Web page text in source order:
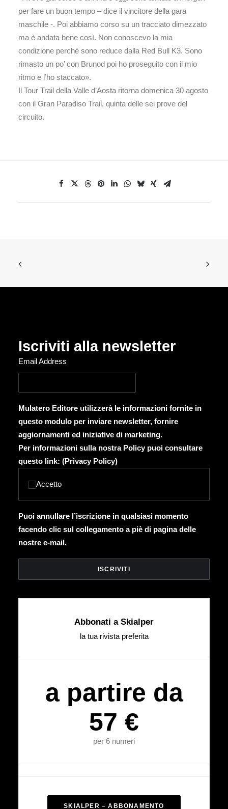
per fare un buon tempo – dice il vincitore della gara
maschile -. Poi abbiamo corso su un tracciato dimezzato
ma è andata bene così. Non conoscevo la mia
condizione perché sono reduce dalla Red Bull K3. Sono
rimasto un po’ con Brunod poi ho proseguito con il mio
ritmo e l’ho staccato».
Il Tour Trail della Valle d’Aosta ritorna domenica 30 agosto
con il Gran Paradiso Trail, quinta delle sei prove del
circuito.
Iscriviti alla newsletter
Email Address
Mulatero Editore utilizzerà le informazioni fornite in
questo modulo per inviare newsletter, fornire
aggiornamenti ed iniziative di marketing.
Per informazioni sulla nostra Policy puoi consultare
questo link: (Privacy Policy)
Accetto
Puoi annullare l’iscrizione in qualsiasi momento
facendo clic sul collegamento a piè di pagina delle
nostre e-mail.
Abbonati a Skialper
la tua rivista preferita
a partire da
57 €
per 6 numeri
SKIALPER – ABBONAMENTO